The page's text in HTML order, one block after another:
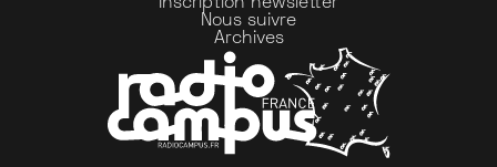
Inscription newsletter
Nous suivre
Archives